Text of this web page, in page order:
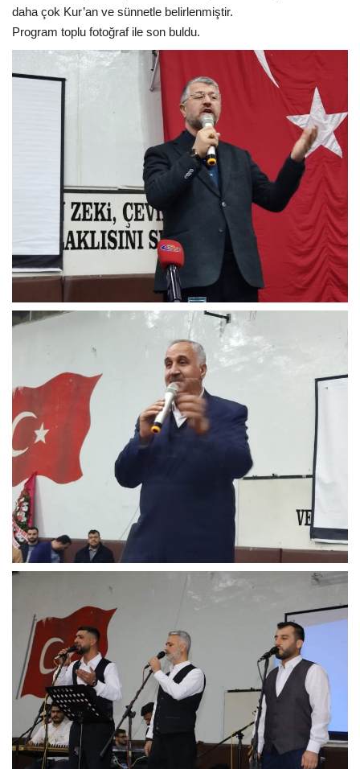
daha çok Kur’an ve sünnetle belirlenmiştir.
Program toplu fotoğraf ile son buldu.